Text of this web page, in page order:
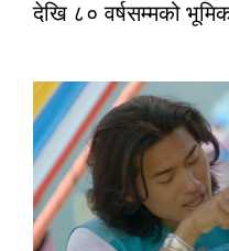
देखि ८० वर्षसम्मको